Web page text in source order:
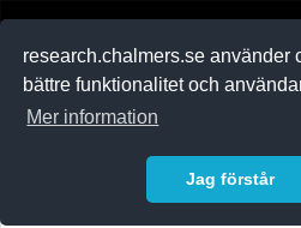
research.chalmers.se använder
bättre funktionalitet och
Mer information
Jag förstår